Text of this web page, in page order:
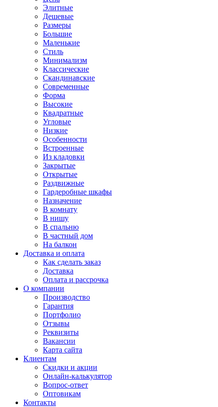
Элитные
Дешевые
Размеры
Большие
Маленькие
Стиль
Минимализм
Классические
Скандинавские
Современные
Форма
Высокие
Квадратные
Угловые
Низкие
Особенности
Встроенные
Из кладовки
Закрытые
Открытые
Раздвижные
Гардеробные шкафы
Назначение
В комнату
В нишу
В спальню
В частный дом
На балкон
Доставка и оплата
Как сделать заказ
Доставка
Оплата и рассрочка
О компании
Производство
Гарантия
Портфолио
Отзывы
Реквизиты
Вакансии
Карта сайта
Клиентам
Скидки и акции
Онлайн-калькулятор
Вопрос-ответ
Оптовикам
Контакты